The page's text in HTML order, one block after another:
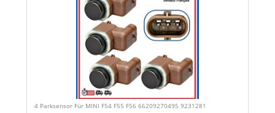
4 Parksensor Für MINI F54 F55 F56 66209270495 9231281